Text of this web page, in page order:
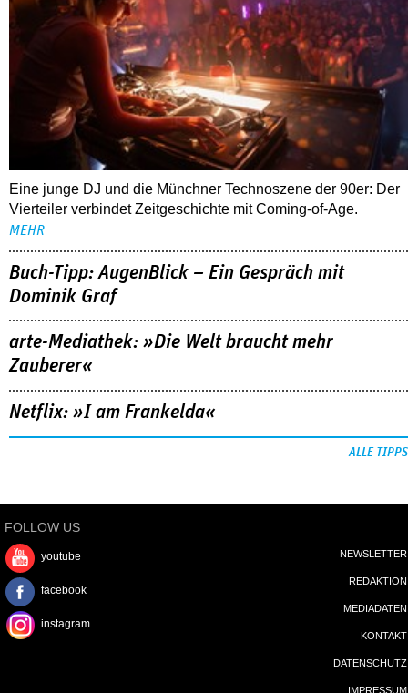
Eine junge DJ und die Münchner Technoszene der 90er: Der
Vierteiler verbindet Zeitgeschichte mit Coming-of-Age.
MEHR
Buch-Tipp: AugenBlick – Ein Gespräch mit
Dominik Graf
arte-Mediathek: »Die Welt braucht mehr
Zauberer«
Netflix: »I am Frankelda«
ALLE TIPPS
FOLLOW US
youtube
facebook
instagram
NEWSLETTER
REDAKTION
MEDIADATEN
KONTAKT
DATENSCHUTZ
IMPRESSUM